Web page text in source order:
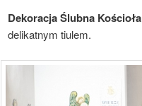
Dekoracja Ślubna Kościoła
delikatnym tiulem.